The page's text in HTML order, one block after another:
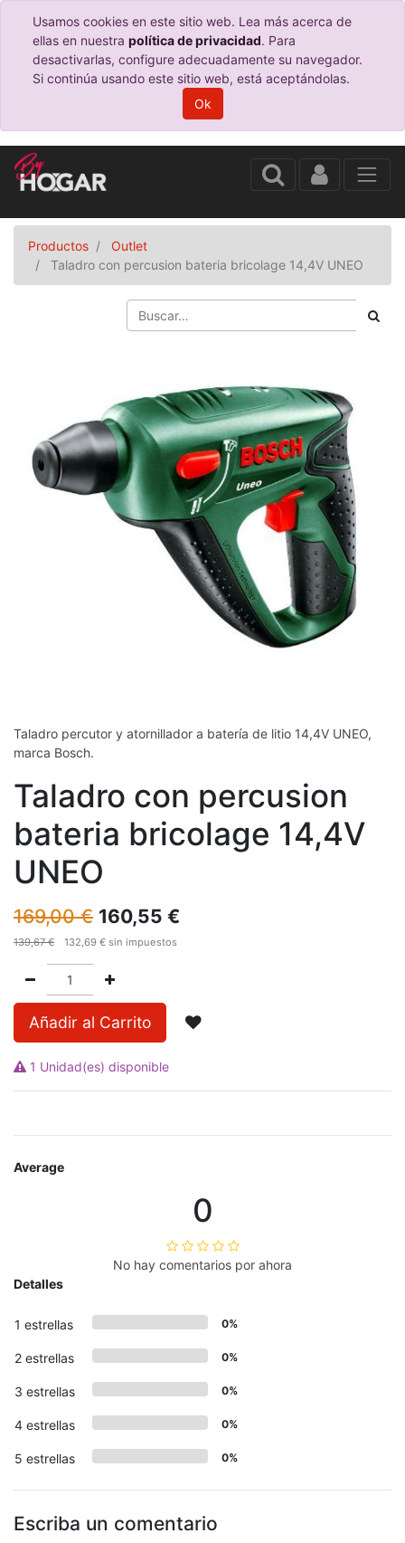
Usamos cookies en este sitio web. Lea más acerca de
ellas en nuestra política de privacidad. Para
desactivarlas, configure adecuadamente su navegador.
Si continúa usando este sitio web, está aceptándolas.
Ok
Productos
Outlet
Taladro con percusion bateria bricolage 14,4V UNEO
Taladro percutor y atornillador a batería de litio 14,4V UNEO,
marca Bosch.
Taladro con percusion
bateria bricolage 14,4V
UNEO
169,00€ 160,55 €
139,67€ 132,69 € sin impuestos
Añadir al Carrito
1 Unidad(es) disponible
Average
0
No hay comentarios por ahora
Detalles
1 estrellas 0%
2 estrellas 0%
3 estrellas 0%
4 estrellas 0%
5 estrellas 0%
Escriba un comentario